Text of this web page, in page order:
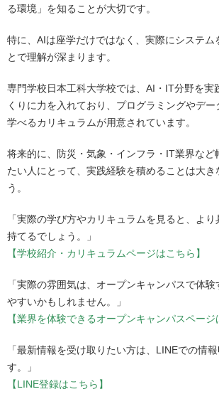
る環境」を知ることが大切です。
特に、AIは座学だけではなく、実際にシステム
とで理解が深まります。
専門学校日本工科大学校では、AI・IT分野を実
くりに力を入れており、プログラミングやデ
学べるカリキュラムが用意されています。
将来的に、防災・気象・インフラ・IT業界など
たい人にとって、実践経験を積めることは大き
う。
「実際の学び方やカリキュラムを見ると、よ
持てるでしょう。」
【学校紹介・カリキュラムページはこちら】
「実際の雰囲気は、オープンキャンパスで体
やすいかもしれません。」
【業界を体験できるオープンキャンパスページ
「最新情報を受け取りたい方は、LINEでの情
す。」
【LINE登録はこちら】